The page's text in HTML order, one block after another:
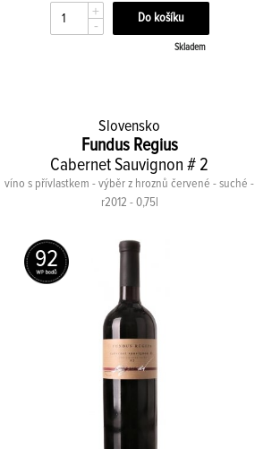
+
-
Skladem
Slovensko
Fundus Regius
Cabernet Sauvignon # 2
víno s přívlastkem - výběr z hroznů červené - suché -
r2012 - 0,75l
92